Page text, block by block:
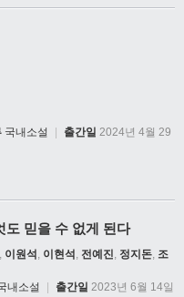
국내소설 출간일 2024년 4월 29
도 믿을 수 없게 된다
이원석 이현석 전예진 정지돈 조
내소설 출간일 2023년 6월 14일